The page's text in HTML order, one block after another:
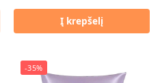
Į krepšelį
-35%